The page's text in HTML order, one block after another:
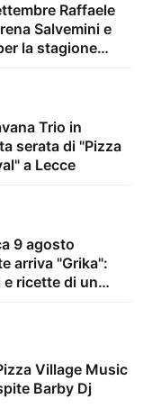
Raffaele
Salvemini e
la stagione
Trio in
serata di "Pizza
a Lecce
9 agosto
arriva "Grika":
ricette di un
Village Music
Barby Dj